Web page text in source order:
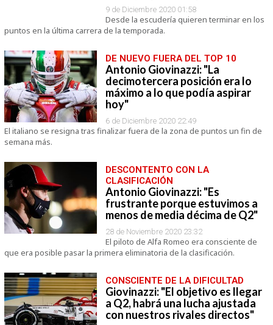
9 de Diciembre 2020 01:58
Desde la escudería quieren terminar en los
puntos en la última carrera de la temporada.
DE NUEVO FUERA DEL TOP 10
Antonio Giovinazzi: "La
decimotercera posición era lo
máximo a lo que podía aspirar
hoy"
6 de Diciembre 2020 22:49
El italiano se resigna tras finalizar fuera de la zona de puntos un fin de
semana más.
DESCONTENTO CON LA
CLASIFICACIÓN
Antonio Giovinazzi: "Es
frustrante porque estuvimos a
menos de media décima de Q2"
28 de Noviembre 2020 23:32
El piloto de Alfa Romeo era consciente de
que era posible pasar la primera eliminatoria de la clasificación.
CONSCIENTE DE LA DIFICULTAD
Giovinazzi: "El objetivo es llegar
a Q2, habrá una lucha ajustada
con nuestros rivales directos"